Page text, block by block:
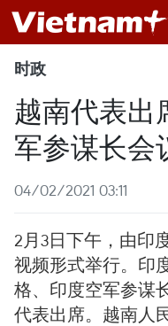
时政
越南代表出
军参谋长会
04/02/2021 03:11
2月3日下午，由印
视频形式举行。印
格、印度空军参谋
代表出席。越南人